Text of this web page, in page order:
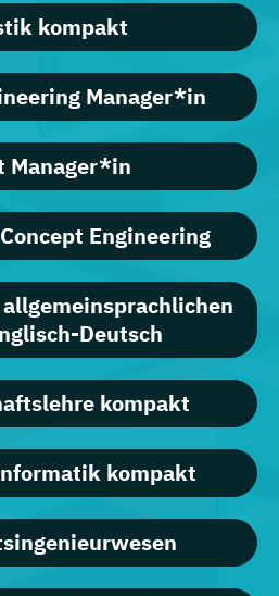
kompakt
Manager*in
Manager*in
Engineering
Deutsch
kompakt
kompakt